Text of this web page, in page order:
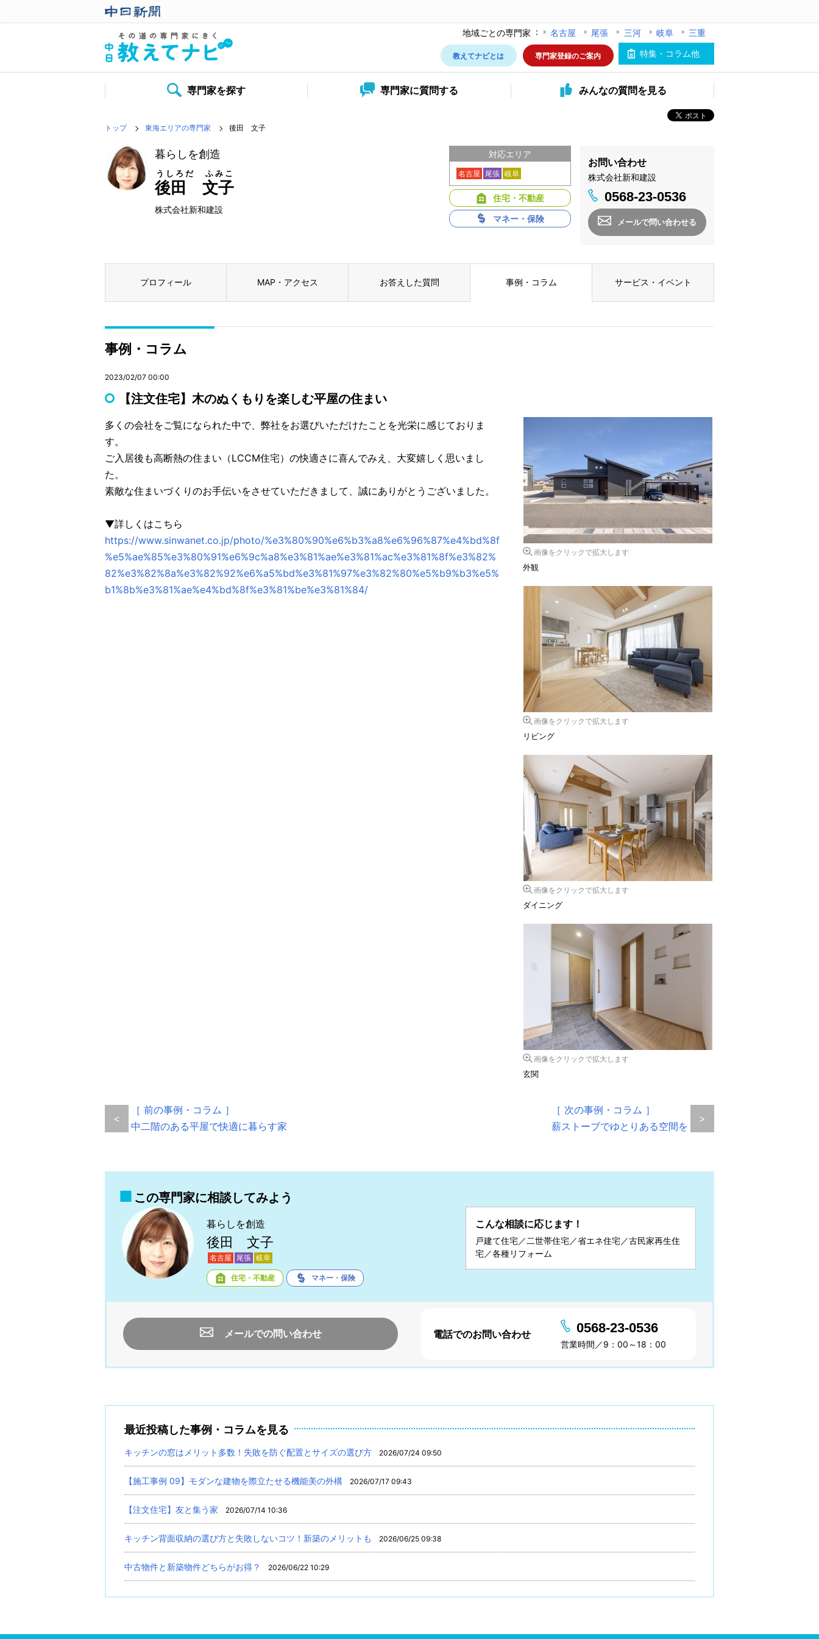
地域ごとの専門家 名古屋 尾張 三河 岐阜
三重
特集・コラム他
教えてナビとは 専門家登録のご案内
専門家を探す 専門家に質問する みんなの質問を見る
トップ 東海エリアの専門家 後田 文子
暮らしを創造
後田 文子
うしろだ ふみこ
株式会社新和建設
お問い合わせ
株式会社新和建設
0568-23-0536
メールで問い合わせる
対応エリア
名古屋 尾張 岐阜
住宅・不動産
マネー・保険
プロフィール MAP・アクセス お答えした質問 事例・コラム サービス・イベント
事例・コラム
2023/02/07 00:00
【注文住宅】木のぬくもりを楽しむ平屋の住まい
多くの会社をご覧になられた中で、弊社をお選びいただけたことを光栄に感じておりま
す。
ご入居後も高断熱の住まい（LCCM住宅）の快適さに喜んでみえ、大変嬉しく思いまし
た。
素敵な住まいづくりのお手伝いをさせていただきまして、誠にありがとうございました。
▼詳しくはこちら
https://www.sinwanet.co.jp/photo/%e3%80%90%e6%b3%a8%e6%96%87%e4%bd%8f
%e5%ae%85%e3%80%91%e6%9c%a8%e3%81%ae%e3%81%ac%e3%81%8f%e3%82%
82%e3%82%8a%e3%82%92%e6%a5%bd%e3%81%97%e3%82%80%e5%b9%b3%e5%
b1%8b%e3%81%ae%e4%bd%8f%e3%81%be%e3%81%84/
画像をクリックで拡大します
外観
画像をクリックで拡大します
リビング
画像をクリックで拡大します
ダイニング
画像をクリックで拡大します
玄関
<
［ 前の事例・コラム ］
中二階のある平屋で快適に暮らす家
［ 次の事例・コラム ］
薪ストーブでゆとりある空間を
>
この専門家に相談してみよう
暮らしを創造
後田 文子
名古屋 尾張 岐阜
住宅・不動産 マネー・保険
こんな相談に応じます！
戸建て住宅／二世帯住宅／省エネ住宅／古民家再生住
宅／各種リフォーム
メールでの問い合わせ 電話でのお問い合わせ 0568-23-0536
営業時間／9：00～18：00
最近投稿した事例・コラムを見る
キッチンの窓はメリット多数！失敗を防ぐ配置とサイズの選び方 2026/07/24 09:50
【施工事例 09】モダンな建物を際立たせる機能美の外構 2026/07/17 09:43
【注文住宅】友と集う家 2026/07/14 10:36
キッチン背面収納の選び方と失敗しないコツ！新築のメリットも 2026/06/25 09:38
中古物件と新築物件どちらがお得？ 2026/06/22 10:29